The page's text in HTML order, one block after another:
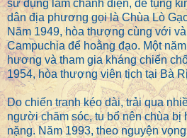
sử dụng làm chánh điện, để tụng
dân địa phương gọi là Chùa Lò
Năm 1949, hòa thượng cùng với
Campuchia để hoằng đạo. Một
hương và tham gia kháng chiến
1954, hòa thượng viên tịch tại Bà
Do chiến tranh kéo dài, trải qua
người chăm sóc, tu bổ nên chùa bị
nặng. Năm 1993, theo nguyện